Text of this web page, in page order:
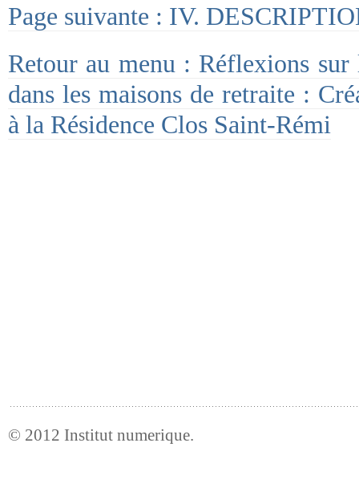
Page suivante : IV.
Retour au menu : Réflexions
dans les maisons de retraite :
à la Résidence Clos Saint-Rémi
© 2012 Institut numerique.